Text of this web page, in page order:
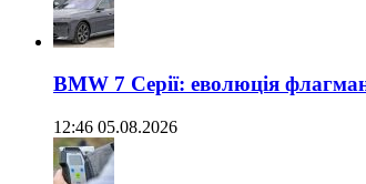
BMW 7 Серії: еволюція
12:46 05.08.2026